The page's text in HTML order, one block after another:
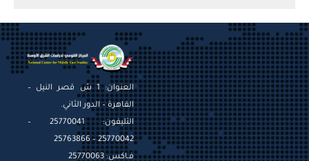
العنوان: 1 ش قصر النيل –
القاهرة – الدور الثاني.
التليفون: 25770041 –
25770042 – 25763866
فـاكس: 25770063